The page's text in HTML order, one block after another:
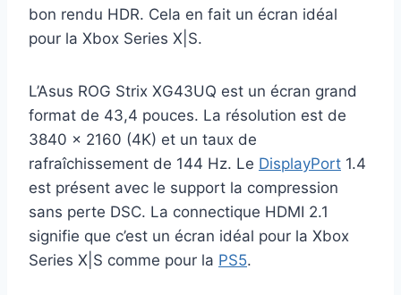
bon rendu HDR. Cela en fait un écran idéal
pour la Xbox Series X|S.
L’Asus ROG Strix XG43UQ est un écran grand
format de 43,4 pouces. La résolution est de
3840 x 2160 (4K) et un taux de
rafraîchissement de 144 Hz. Le DisplayPort 1.4
est présent avec le support la compression
sans perte DSC. La connectique HDMI 2.1
signifie que c’est un écran idéal pour la Xbox
Series X|S comme pour la PS5.